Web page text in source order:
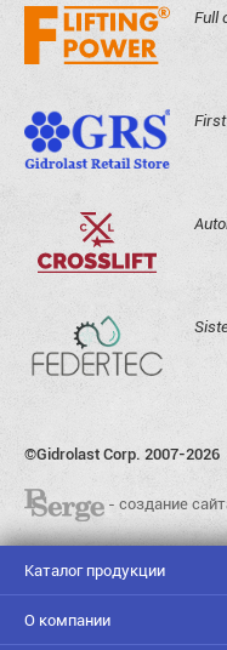
Full
©Gidrolast Corp. 2007-2026
- создание
Каталог продукции
О компании